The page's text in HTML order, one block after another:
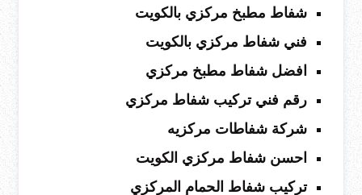
شفاط مطبخ مركزي بالكويت
فني شفاط مركزي بالكويت
افضل شفاط مطبخ مركزي
رقم فني تركيب شفاط مركزي
شركة شفاطات مركزيه
احسن شفاط مركزي الكويت
تركيب شفاط الحمام المركزي